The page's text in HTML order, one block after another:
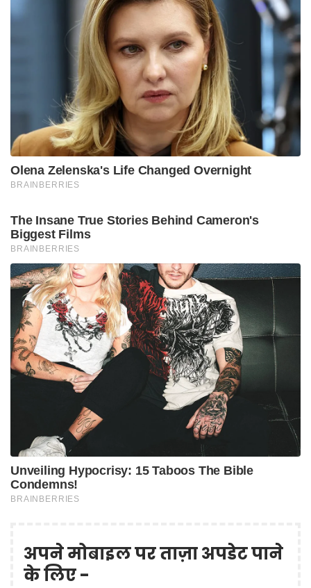
अपने मोबाइल पर ताज़ा अपडेट पाने
के लिए -